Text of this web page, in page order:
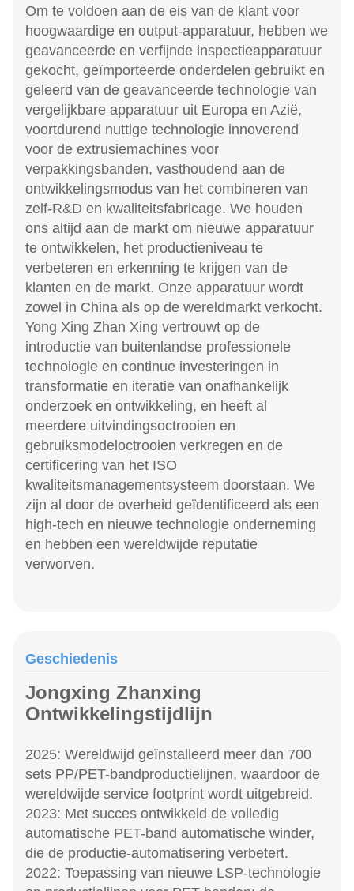
Om te voldoen aan de eis van de klant voor
hoogwaardige en output-apparatuur, hebben we
geavanceerde en verfijnde inspectieapparatuur
gekocht, geïmporteerde onderdelen gebruikt en
geleerd van de geavanceerde technologie van
vergelijkbare apparatuur uit Europa en Azië,
voortdurend nuttige technologie innoverend
voor de extrusiemachines voor
verpakkingsbanden, vasthoudend aan de
ontwikkelingsmodus van het combineren van
zelf-R&D en kwaliteitsfabricage. We houden
ons altijd aan de markt om nieuwe apparatuur
te ontwikkelen, het productieniveau te
verbeteren en erkenning te krijgen van de
klanten en de markt. Onze apparatuur wordt
zowel in China als op de wereldmarkt verkocht.
Yong Xing Zhan Xing vertrouwt op de
introductie van buitenlandse professionele
technologie en continue investeringen in
transformatie en iteratie van onafhankelijk
onderzoek en ontwikkeling, en heeft al
meerdere uitvindingsoctrooien en
gebruiksmodeloctrooien verkregen en de
certificering van het ISO
kwaliteitsmanagementsysteem doorstaan. We
zijn al door de overheid geïdentificeerd als een
high-tech en nieuwe technologie onderneming
en hebben een wereldwijde reputatie
verworven.
Geschiedenis
Jongxing Zhanxing
Ontwikkelingstijdlijn
2025: Wereldwijd geïnstalleerd meer dan 700
sets PP/PET-bandproductielijnen, waardoor de
wereldwijde service footprint wordt uitgebreid.
2023: Met succes ontwikkeld de volledig
automatische PET-band automatische winder,
die de productie-automatisering verbetert.
2022: Toepassing van nieuwe LSP-technologie